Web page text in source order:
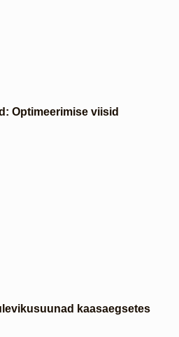
Optimeerimise viisid
kaasaegsetes